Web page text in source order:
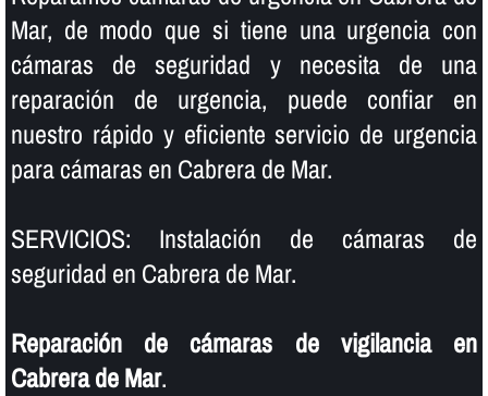
Mar, de modo que si tiene una urgencia con
cámaras de seguridad y necesita de una
reparación de urgencia, puede confiar en
nuestro rápido y eficiente servicio de urgencia
para cámaras en Cabrera de Mar.
SERVICIOS: Instalación de cámaras de
seguridad en Cabrera de Mar.
Reparación de cámaras de vigilancia en
Cabrera de Mar.